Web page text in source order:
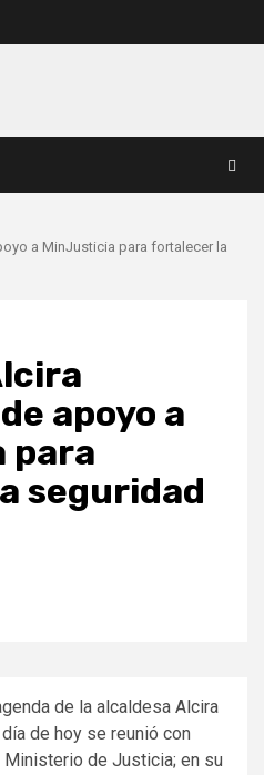
a MinJusticia para fortalecer la
apoyo a
para
seguridad
de la alcaldesa Alcira
de hoy se reunió con
de Justicia; en su